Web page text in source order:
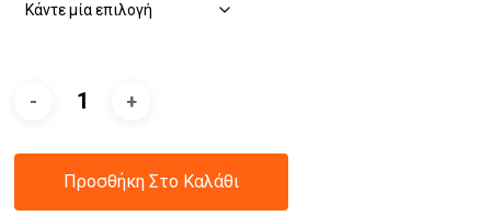
Προσθήκη Στο Καλάθι